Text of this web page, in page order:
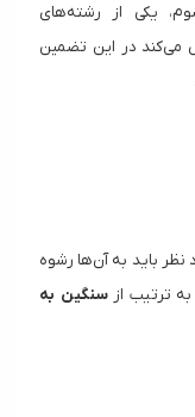
یکی از رشته‌های
در این تضمین
نظر باید به آن‌ها رشوه
ترتیب ازسنگین به